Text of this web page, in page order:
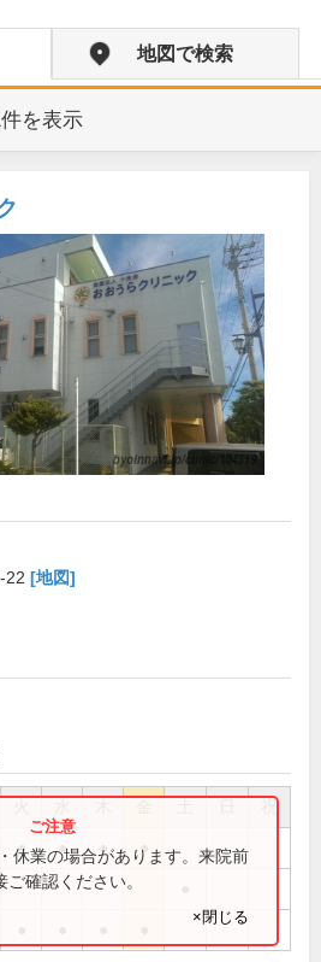
地図で検索
件を表示
22 [地図]
祝
● ● ● ●
休業の場合があります。来院前
確認ください。
×閉じる